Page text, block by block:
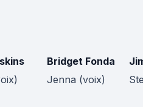
Bridget Fonda
Jenna (voix)